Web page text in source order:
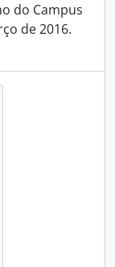
do Campus
de 2016.